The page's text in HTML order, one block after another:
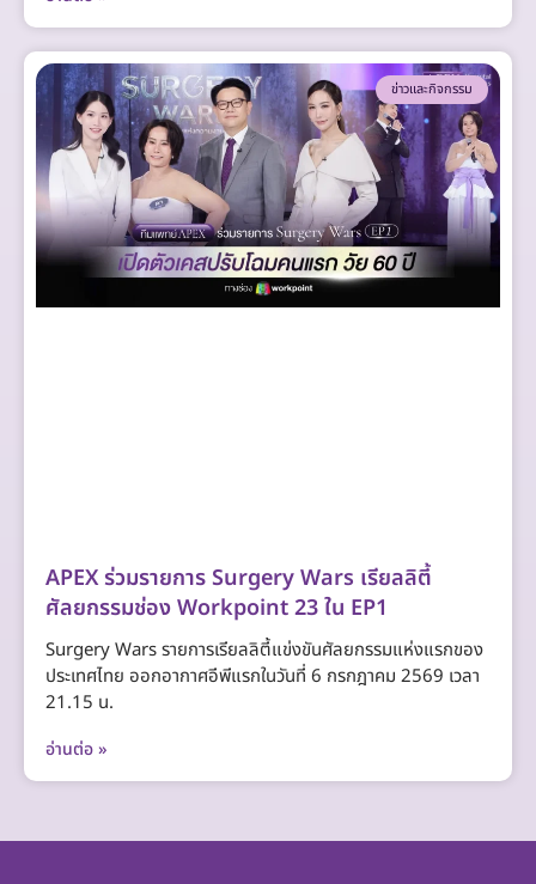
ข่าวและกิจกรรม
APEX ร่วมรายการ Surgery Wars เรียลลิตี้
ศัลยกรรมช่อง Workpoint 23 ใน EP1
Surgery Wars รายการเรียลลิตี้แข่งขันศัลยกรรมแห่งแรกของ
ประเทศไทย ออกอากาศอีพีแรกในวันที่ 6 กรกฎาคม 2569 เวลา
21.15 น.
อ่านต่อ »